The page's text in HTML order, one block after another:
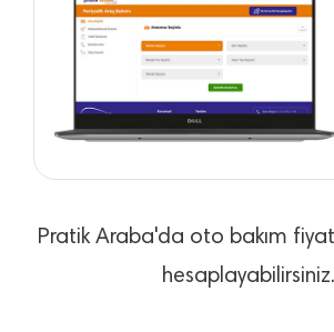
Pratik Araba'da oto bakım
hesaplayabilirsiniz.